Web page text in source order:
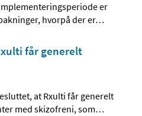
er
hvorpå der er…
får generelt
at Rxulti får generelt
med skizofreni, som…